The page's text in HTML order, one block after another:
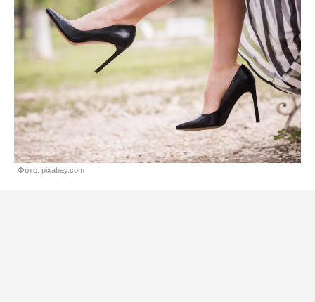
Фото: pixabay.com